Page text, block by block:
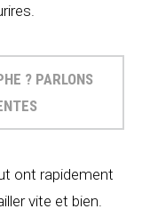
? PARLONS
ont rapidement
vite et bien.